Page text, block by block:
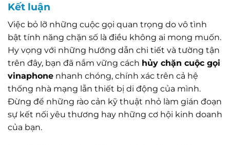
Kết luận
Việc bỏ lỡ những cuộc gọi quan trọng do vô tình
bật tính năng chặn số là điều không ai mong muốn.
Hy vọng với những hướng dẫn chi tiết và tường tận
trên đây, bạn đã nắm vững cách hủy chặn cuộc gọi
vinaphone nhanh chóng, chính xác trên cả hệ
thống nhà mạng lẫn thiết bị di động của mình.
Đừng để những rào cản kỹ thuật nhỏ làm gián đoạn
sự kết nối yêu thương hay những cơ hội kinh doanh
của bạn.